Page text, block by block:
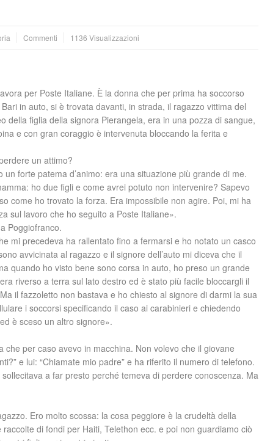
Commenti 1136 Visualizzazioni
per Poste Italiane. È la donna che per prima ha soccorso
in auto, si è trovata davanti, in strada, il ragazzo vittima del
della figlia della signora Pierangela, era in una pozza di sangue,
e con gran coraggio è intervenuta bloccando la ferita e
un attimo?
forte patema d’animo: era una situazione più grande di me.
ho due figli e come avrei potuto non intervenire? Sapevo
come ho trovato la forza. Era impossibile non agire. Poi, mi ha
sul lavoro che ho seguito a Poste Italiane».
Poggiofranco.
mi precedeva ha rallentato fino a fermarsi e ho notato un casco
avvicinata al ragazzo e il signore dell’auto mi diceva che il
quando ho visto bene sono corsa in auto, ho preso un grande
riverso a terra sul lato destro ed è stato più facile bloccargli il
il fazzoletto non bastava e ho chiesto al signore di darmi la sua
i soccorsi specificando il caso ai carabinieri e chiedendo
è sceso un altro signore».
per caso avevo in macchina. Non volevo che il giovane
e lui: “Chiamate mio padre” e ha riferito il numero di telefono.
a far presto perché temeva di perdere conoscenza. Ma
Ero molto scossa: la cosa peggiore è la crudeltà della
di fondi per Haiti, Telethon ecc. e poi non guardiamo ciò